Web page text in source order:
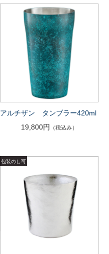
アルチザン タンブラー420ml
19,800円
（税込み）